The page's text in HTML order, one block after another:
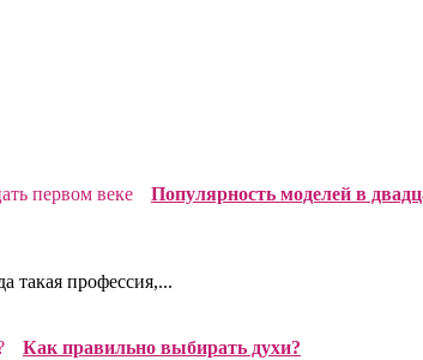
Популярность моделей в
такая профессия,...
Как правильно выбирать духи?